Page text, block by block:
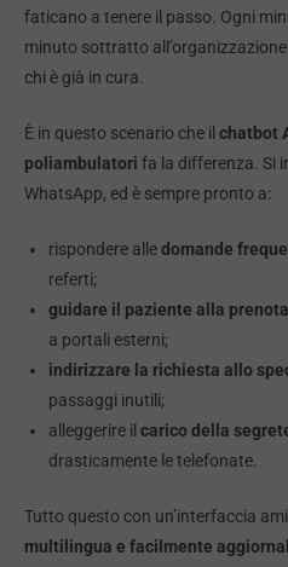
faticano a tenere il passo. Ogni
minuto sottratto
chi è già in cura.
È in questo scenario che il chatbot
poliambulatori fa la differenza. Si
WhatsApp, ed è sempre pronto a:
rispondere alledomande
referti;
guidare il paziente alla
a portali esterni;
indirizzare la richiesta allo
passaggi inutili;
alleggerire il carico della
drasticamente le telefonate.
Tutto questo con un’interfaccia
multilingua e facilmente